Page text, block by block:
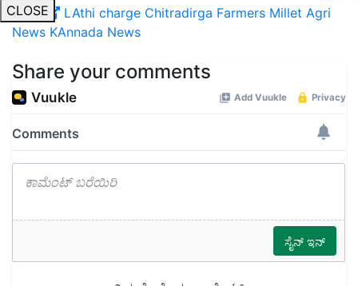
CLOSE
News LAthi charge Chitradirga Farmers Millet Agri
News KAnnada News
Share your comments